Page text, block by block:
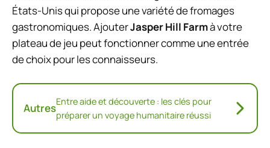
États-Unis qui propose une variété de fromages
gastronomiques. AjouterJasper Hill Farmà votre
plateau de jeu peut fonctionner comme une entrée
de choix pour les connaisseurs.
AutresEntre aide et découverte : les clés pour
préparer un voyage humanitaire réussi